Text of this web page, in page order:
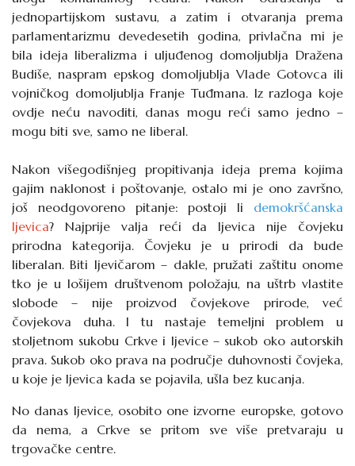
jednopartijskom sustavu, a zatim i otvaranja prema
parlamentarizmu devedesetih godina, privlačna mi je
bila ideja liberalizma i uljuđenog domoljublja Dražena
Budiše, naspram epskog domoljublja Vlade Gotovca ili
vojničkog domoljublja Franje Tuđmana. Iz razloga koje
ovdje neću navoditi, danas mogu reći samo jedno –
mogu biti sve, samo ne liberal.
Nakon višegodišnjeg propitivanja ideja prema kojima
gajim naklonost i poštovanje, ostalo mi je ono završno,
još neodgovoreno pitanje: postoji li demokršćanska
ljevica? Najprije valja reći da ljevica nije čovjeku
prirodna kategorija. Čovjeku je u prirodi da bude
liberalan. Biti ljevičarom – dakle, pružati zaštitu onome
tko je u lošijem društvenom položaju, na uštrb vlastite
slobode – nije proizvod čovjekove prirode, već
čovjekova duha. I tu nastaje temeljni problem u
stoljetnom sukobu Crkve i ljevice – sukob oko autorskih
prava. Sukob oko prava na područje duhovnosti čovjeka,
u koje je ljevica kada se pojavila, ušla bez kucanja.
No danas ljevice, osobito one izvorne europske, gotovo
da nema, a Crkve se pritom sve više pretvaraju u
trgovačke centre.